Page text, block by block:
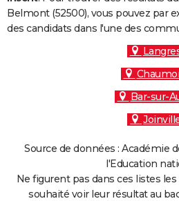
FORUM
Belmont (52500), vous pouvez par
des candidats dans l'une des
Bar-sur-
Source de données : Académie
l'Education
Ne figurent pas dans ces listes
souhaité voir leur résultat au